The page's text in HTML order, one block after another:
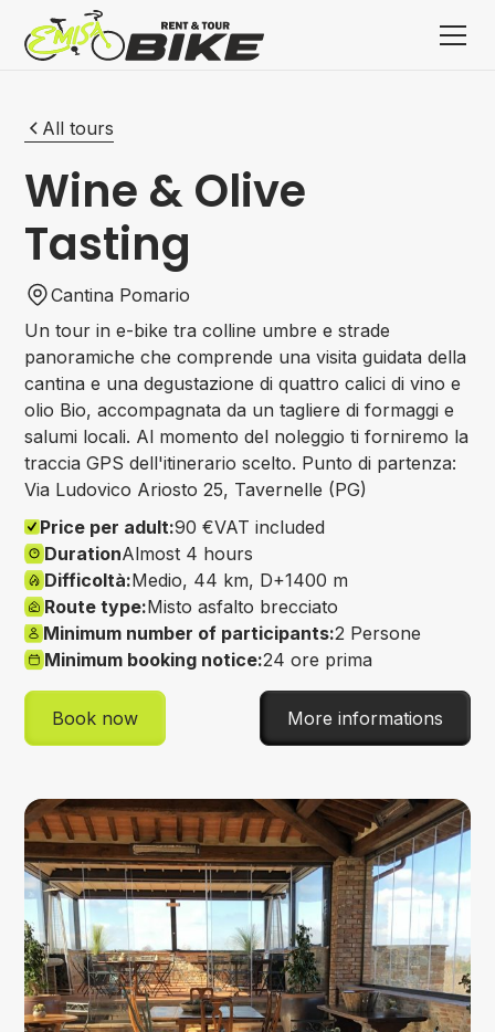
All tours
Wine & Olive
Tasting
Cantina Pomario
Un tour in e-bike tra colline umbre e strade
panoramiche che comprende una visita guidata della
cantina e una degustazione di quattro calici di vino e
olio Bio, accompagnata da un tagliere di formaggi e
salumi locali. Al momento del noleggio ti forniremo la
traccia GPS dell'itinerario scelto. Punto di partenza:
Via Ludovico Ariosto 25, Tavernelle (PG)
Price per adult:90 €VAT included
DurationAlmost 4 hours
Difficoltà:Medio, 44 km, D+1400 m
Route type:Misto asfalto brecciato
Minimum number of participants:2 Persone
Minimum booking notice:24 ore prima
Book now More informations